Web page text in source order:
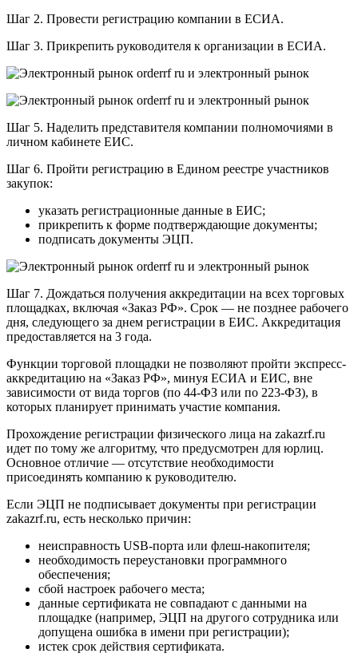
Шаг 2. Провести регистрацию компании в ЕСИА.
Шаг 3. Прикрепить руководителя к организации в ЕСИА.
Шаг 5. Наделить представителя компании полномочиями в
личном кабинете ЕИС.
Шаг 6. Пройти регистрацию в Едином реестре участников
закупок:
указать регистрационные данные в ЕИС;
прикрепить к форме подтверждающие документы;
подписать документы ЭЦП.
Шаг 7. Дождаться получения аккредитации на всех торговых
площадках, включая «Заказ РФ». Срок — не позднее рабочего
дня, следующего за днем регистрации в ЕИС. Аккредитация
предоставляется на 3 года.
Функции торговой площадки не позволяют пройти экспресс-
аккредитацию на «Заказ РФ», минуя ЕСИА и ЕИС, вне
зависимости от вида торгов (по 44-ФЗ или по 223-ФЗ), в
которых планирует принимать участие компания.
Прохождение регистрации физического лица на zakazrf.ru
идет по тому же алгоритму, что предусмотрен для юрлиц.
Основное отличие — отсутствие необходимости
присоединять компанию к руководителю.
Если ЭЦП не подписывает документы при регистрации
zakazrf.ru, есть несколько причин:
неисправность USB-порта или флеш-накопителя;
необходимость переустановки программного
обеспечения;
сбой настроек рабочего места;
данные сертификата не совпадают с данными на
площадке (например, ЭЦП на другого сотрудника или
допущена ошибка в имени при регистрации);
истек срок действия сертификата.